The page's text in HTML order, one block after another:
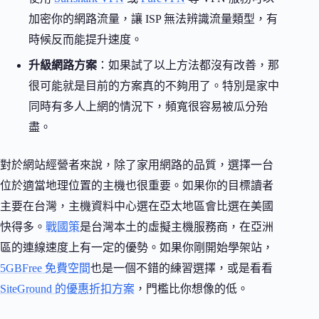
加密你的網路流量，讓 ISP 無法辨識流量類型，有
時候反而能提升速度。
升級網路方案 ：如果試了以上方法都沒有改善，那
很可能就是目前的方案真的不夠用了。特別是家中
同時有多人上網的情況下，頻寬很容易被瓜分殆
盡。
對於網站經營者來說，除了家用網路的品質，選擇一台
位於適當地理位置的主機也很重要。如果你的目標讀者
主要在台灣，主機資料中心選在亞太地區會比選在美國
快得多。 戰國策是台灣本土的虛擬主機服務商，在亞洲
區的連線速度上有一定的優勢。如果你剛開始學架站，
5GBFree 免費空間也是一個不錯的練習選擇，或是看看
SiteGround 的優惠折扣方案 ，門檻比你想像的低。